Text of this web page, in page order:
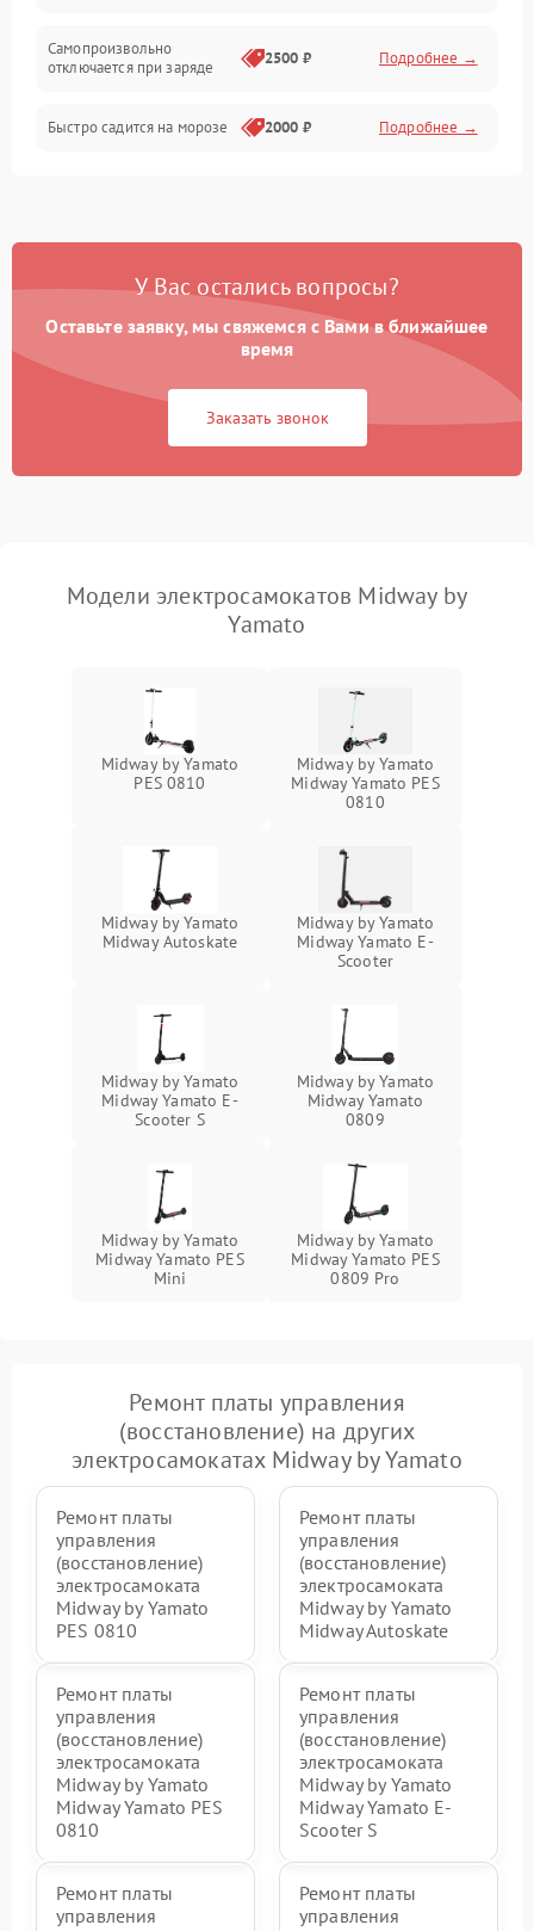
Самопроизвольно
отключается при заряде
2500 ₽ Подробнее →
Быстро садится на морозе 2000 ₽ Подробнее →
У Вас остались вопросы?
Оставьте заявку, мы свяжемся с Вами в ближайшее
время
Заказать звонок
Модели электросамокатов Midway by
Yamato
Midway by Yamato
PES 0810
Midway by Yamato
Midway Yamato PES
0810
Midway by Yamato
Midway Autoskate
Midway by Yamato
Midway Yamato E-
Scooter
Midway by Yamato
Midway Yamato E-
Scooter S
Midway by Yamato
Midway Yamato
0809
Midway by Yamato
Midway Yamato PES
Mini
Midway by Yamato
Midway Yamato PES
0809 Pro
Ремонт платы управления
(восстановление) на других
электросамокатах Midway by Yamato
Ремонт платы
управления
(восстановление)
электросамоката
Midway by Yamato
PES 0810
Ремонт платы
управления
(восстановление)
электросамоката
Midway by Yamato
Midway Autoskate
Ремонт платы
управления
(восстановление)
электросамоката
Midway by Yamato
Midway Yamato PES
0810
Ремонт платы
управления
(восстановление)
электросамоката
Midway by Yamato
Midway Yamato E-
Scooter S
Ремонт платы
управления
Ремонт платы
управления